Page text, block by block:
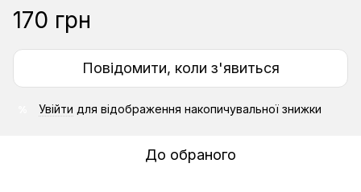
170 грн
Повідомити, коли з'явиться
Увійти для відображення накопичувальної знижки
До обраного